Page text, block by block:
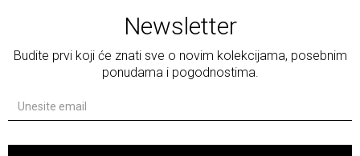
Newsletter
Budite prvi koji će znati sve o novim kolekcijama, posebnim
ponudama i pogodnostima.